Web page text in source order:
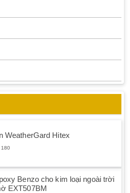
WeatherGard Hitex
Benzo cho kim loại ngoài trời
EXT507BM